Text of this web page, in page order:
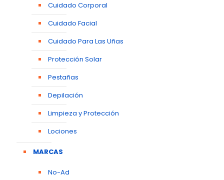
Cuidado Corporal
Cuidado Facial
Cuidado Para Las Uñas
Protección Solar
Pestañas
Depilación
Limpieza y Protección
Lociones
MARCAS
No-Ad